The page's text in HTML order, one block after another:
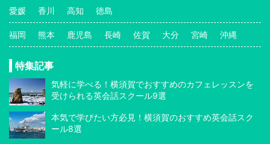
愛媛 香川 高知 徳島
福岡 熊本 鹿児島 長崎 佐賀 大分 宮崎 沖縄
特集記事
気軽に学べる！横須賀でおすすめのカフェレッスンを
受けられる英会話スクール9選
本気で学びたい方必見！横須賀のおすすめ英会話スク
ール8選